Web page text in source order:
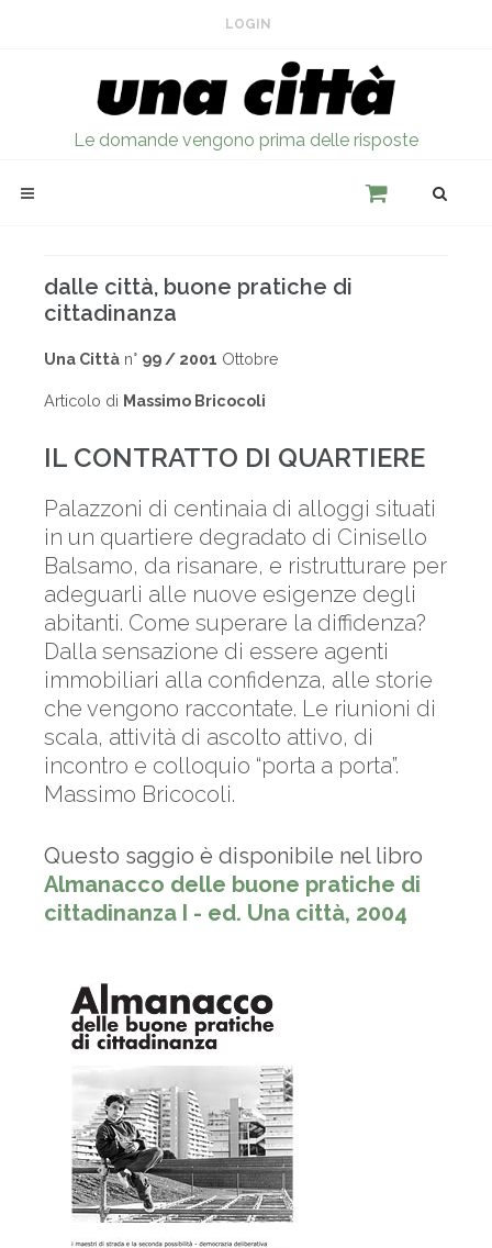
LOGIN
Le domande vengono prima delle risposte
dalle città, buone pratiche di
cittadinanza
Una Città n° 99 / 2001 Ottobre
Articolo di Massimo Bricocoli
IL CONTRATTO DI QUARTIERE
Palazzoni di centinaia di alloggi situati
in un quartiere degradato di Cinisello
Balsamo, da risanare, e ristrutturare per
adeguarli alle nuove esigenze degli
abitanti. Come superare la diffidenza?
Dalla sensazione di essere agenti
immobiliari alla confidenza, alle storie
che vengono raccontate. Le riunioni di
scala, attività di ascolto attivo, di
incontro e colloquio “porta a porta”.
Massimo Bricocoli.
Questo saggio è disponibile nel libro
Almanacco delle buone pratiche di
cittadinanza I - ed. Una città, 2004